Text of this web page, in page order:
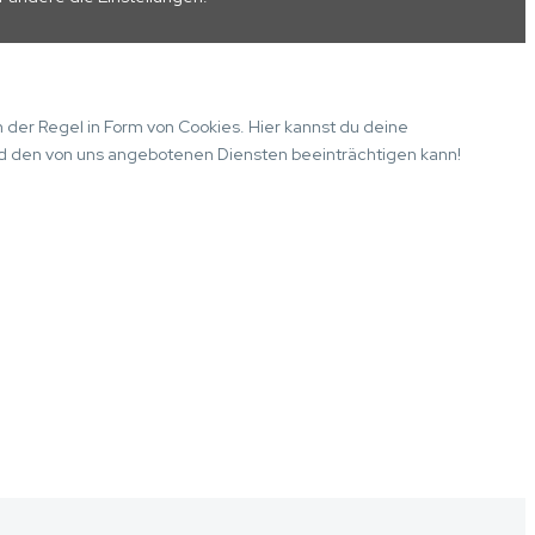
Regel in Form von Cookies. Hier kannst du deine
von uns angebotenen Diensten beeinträchtigen kann!